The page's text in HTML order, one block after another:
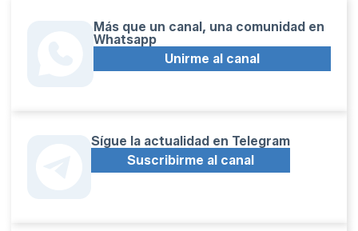
Más que un canal, una comunidad en
Whatsapp
Unirme al canal
Sígue la actualidad en Telegram
Suscribirme al canal